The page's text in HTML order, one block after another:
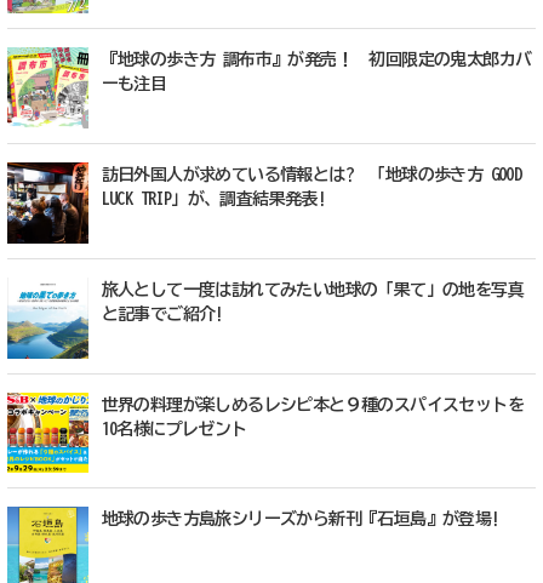
『地球の歩き方 調布市』が発売！ 初回限定の鬼太郎カバ
ーも注目
訪日外国人が求めている情報とは? 「地球の歩き方 GOOD
LUCK TRIP」が、調査結果発表!
旅人として一度は訪れてみたい地球の「果て」の地を写真
と記事でご紹介!
世界の料理が楽しめるレシピ本と９種のスパイスセットを
10名様にプレゼント
地球の歩き方島旅シリーズから新刊『石垣島』が登場!